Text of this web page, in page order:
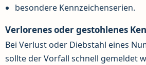
besondere Kennzeichenserien.
Verlorenes oder gestohlenes
Bei Verlust oder Diebstahl eines
sollte der Vorfall schnell gemeldet